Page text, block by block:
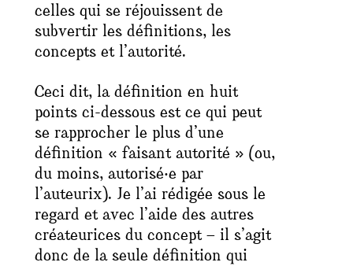
celles qui se réjouissent de
subvertir les définitions, les
concepts et l’autorité.
Ceci dit, la définition en huit
points ci-dessous est ce qui peut
se rapprocher le plus d’une
définition « faisant autorité » (ou,
du moins, autorisé‧e par
l’auteurix). Je l’ai rédigée sous le
regard et avec l’aide des autres
créateurices du concept – il s’agit
donc de la seule définition qui